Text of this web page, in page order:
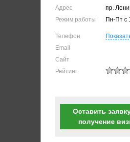
Адрес
пр.
Режим работы
Пн-Пт с
Телефон
Email
Сайт
Рейтинг
Оставить
получение